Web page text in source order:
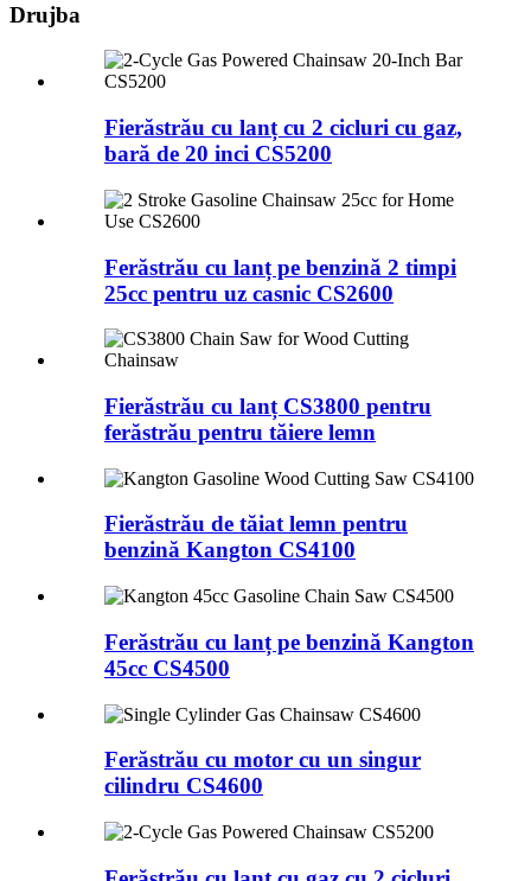
Drujba
Fierăstrău cu lanț cu 2 cicluri cu gaz,
bară de 20 inci CS5200
Ferăstrău cu lanț pe benzină 2 timpi
25cc pentru uz casnic CS2600
Fierăstrău cu lanț CS3800 pentru
ferăstrău pentru tăiere lemn
Fierăstrău de tăiat lemn pentru
benzină Kangton CS4100
Ferăstrău cu lanț pe benzină Kangton
45cc CS4500
Ferăstrău cu motor cu un singur
cilindru CS4600